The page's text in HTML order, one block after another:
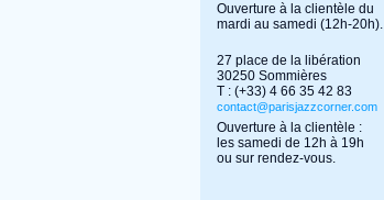
Ouverture à la clientèle du
mardi au samedi (12h-20h).
27 place de la libération
30250 Sommières
T : (+33) 4 66 35 42 83
contact@parisjazzcorner.com
Ouverture à la clientèle :
les samedi de 12h à 19h
ou sur rendez-vous.